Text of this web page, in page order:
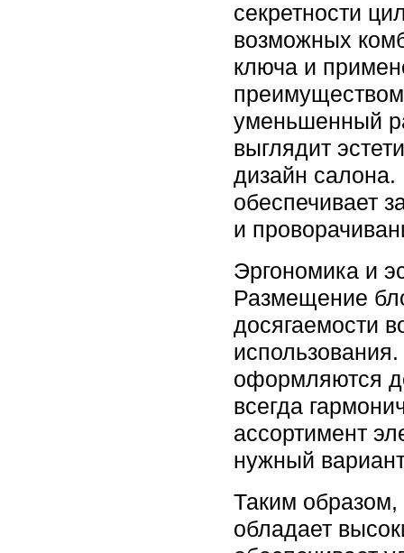
секретности
возможных
ключа и
преимуществом
уменьшенный
выглядит
дизайн салона.
обеспечивает
и
Эргономика и
Размещение
досягаемости
оформляются
всегда
ассортимент
нужный
Таким образом,
обладает